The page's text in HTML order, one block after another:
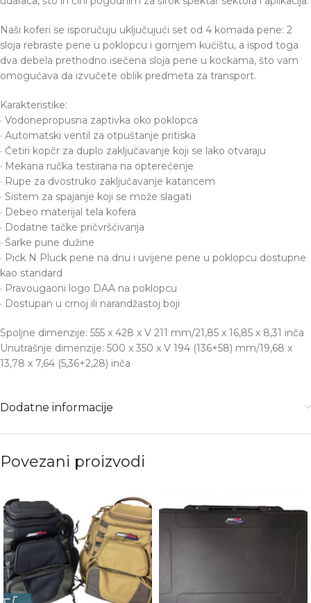
Naši koferi se isporučuju uključujući set od 4 komada pene: 2
sloja rebraste pene u poklopcu i gornjem kućištu, a ispod toga
dva debela prethodno isečena sloja pene u kockama, što vam
omogućava da izvučete oblik predmeta za transport.
Karakteristike:
· Vodonepropusna zaptivka oko poklopca
· Automatski ventil za otpuštanje pritiska
· Četiri kopčr za duplo zaključavanje koji se lako otvaraju
· Mekana ručka testirana na opterećenje
· Rupe za dvostruko zaključavanje katancem
· Sistem za spajanje koji se može slagati
· Debeo materijal tela kofera
· Dodatne tačke pričvršćivanja
· Šarke pune dužine
· Pick N Pluck pene na dnu i uvijene pene u poklopcu dostupne
kao standard
· Pravougaoni logo DAA na poklopcu
· Dostupan u crnoj ili narandžastoj boji
Spoljne dimenzije: 555 x 428 x V 211 mm/21,85 x 16,85 x 8,31 inča
Unutrašnje dimenzije: 500 x 350 x V 194 (136+58) mm/19,68 x
13,78 x 7,64 (5,36+2,28) inča
Dodatne informacije
Povezani proizvodi